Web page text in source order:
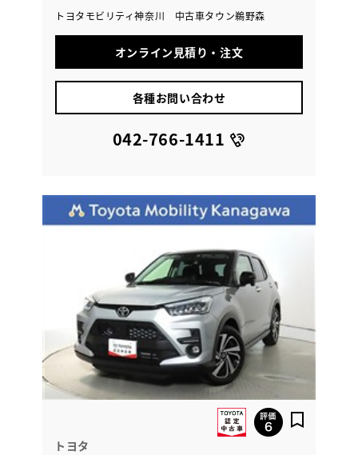
トヨタモビリティ神奈川 中古車タウン鵜野森
オンライン見積り・注文
各種お問い合わせ
042-766-1411
トヨタ